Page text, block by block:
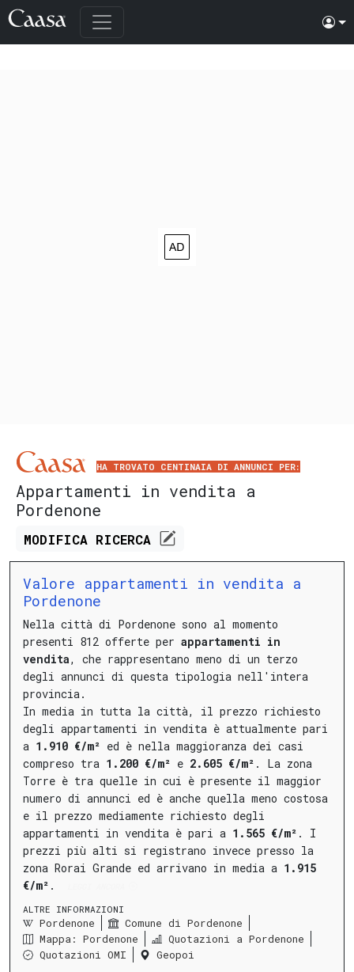
HA TROVATO CENTINAIA DI ANNUNCI PER:
Appartamenti in vendita a
Pordenone
MODIFICA RICERCA
Valore appartamenti in vendita a
Pordenone
Nella città di Pordenone sono al momento
presenti 812 offerte per appartamenti in
vendita, che rappresentano meno di un terzo
degli annunci di questa tipologia nell'intera
provincia.
In media in tutta la città, il prezzo richiesto
degli appartamenti in vendita è attualmente pari
a 1.910 €/m² ed è nella maggioranza dei casi
compreso tra 1.200 €/m² e 2.605 €/m² . La zona
Torre è tra quelle in cui è presente il maggior
numero di annunci ed è anche quella meno costosa
e il prezzo mediamente richiesto degli
appartamenti in vendita è pari a 1.565 €/m² . I
prezzi più alti si registrano invece presso la
zona Rorai Grande ed arrivano in media a 1.915
€/m² .
ALTRE INFORMAZIONI
Pordenone
Comune di Pordenone
Mappa: Pordenone
Quotazioni a Pordenone
Quotazioni OMI
Geopoi